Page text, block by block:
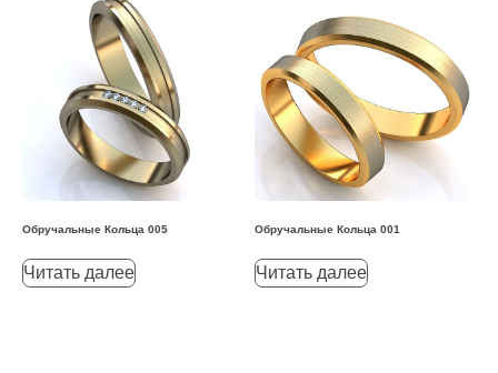
Обручальные Кольца 005
Читать далее
Обручальные Кольца 001
Читать далее